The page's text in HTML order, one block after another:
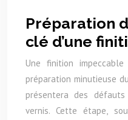
Préparation
clé d’une
Une finition
préparation minutieuse
présentera des
vernis. Cette étape,